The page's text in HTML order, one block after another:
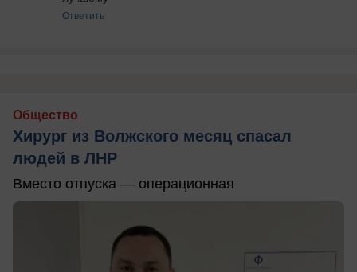
Ответить
Общество
Хирург из Волжского месяц спасал
людей в ЛНР
Вместо отпуска — операционная